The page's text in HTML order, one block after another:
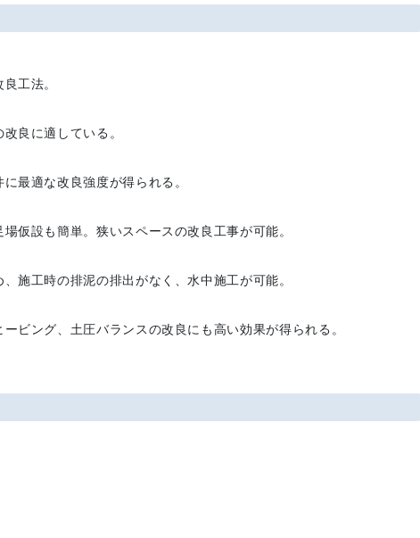
工法。
良に適している。
最適な改良強度が得られる。
仮設も簡単。狭いスペースの改良工事が可能。
施工時の排泥の排出がなく、水中施工が可能。
ビング、土圧バランスの改良にも高い効果が得られる。